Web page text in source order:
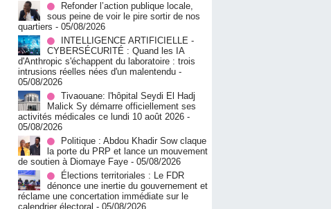
Refonder l’action publique locale,
sous peine de voir le pire sortir de nos
quartiers - 05/08/2026
INTELLIGENCE ARTIFICIELLE -
CYBERSÉCURITÉ : Quand les IA
d'Anthropic s'échappent du laboratoire : trois
intrusions réelles nées d'un malentendu -
05/08/2026
Tivaouane: l'hôpital Seydi El Hadj
Malick Sy démarre officiellement ses
activités médicales ce lundi 10 août 2026 -
05/08/2026
Politique : Abdou Khadir Sow claque
la porte du PRP et lance un mouvement
de soutien à Diomaye Faye - 05/08/2026
Élections territoriales : Le FDR
dénonce une inertie du gouvernement et
réclame une concertation immédiate sur le
calendrier électoral - 05/08/2026